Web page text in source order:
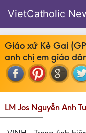
VietCatholic
Giáo xứ Kẻ Gai
anh chị em giáo
LM Jos Nguyễn Anh